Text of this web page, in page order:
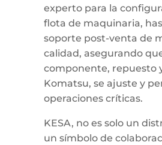
experto para la
flota de maquinaria,
soporte post-venta de
calidad, asegurando
componente, repuesto
Komatsu, se ajuste y
operaciones críticas.
KESA, no es solo un
un símbolo de